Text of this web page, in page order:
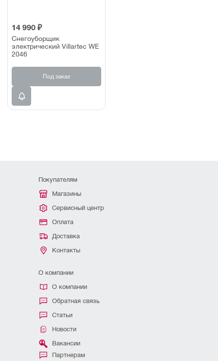
14 990 ₽
Снегоуборщик
электрический Villartec WE
2046
Под заказ
Покупателям
Магазины
Сервисный центр
Оплата
Доставка
Контакты
О компании
О компании
Обратная связь
Статьи
Новости
Вакансии
Партнерам